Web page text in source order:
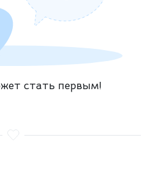
стать первым!